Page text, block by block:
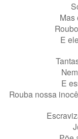
Mas
E
E
Rouba nossa